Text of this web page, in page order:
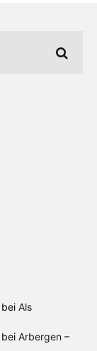
bei Als
bei Arbergen –